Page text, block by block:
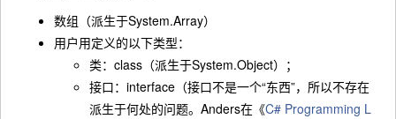
数组（派生于System.Array）
用户用定义的以下类型：
类：class（派生于System.Object）；
接口：interface（接口不是一个“东西”，所以不存在
派生于何处的问题。Anders在《C# Programming L